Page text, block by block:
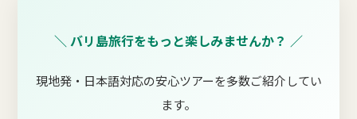
＼ バリ島旅行をもっと楽しみませんか？ ／
現地発・日本語対応の安心ツアーを多数ご紹介してい
ます。